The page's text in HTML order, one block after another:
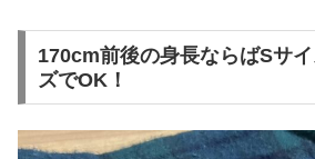
170cm前後の身長ならばSサ
ズでOK！